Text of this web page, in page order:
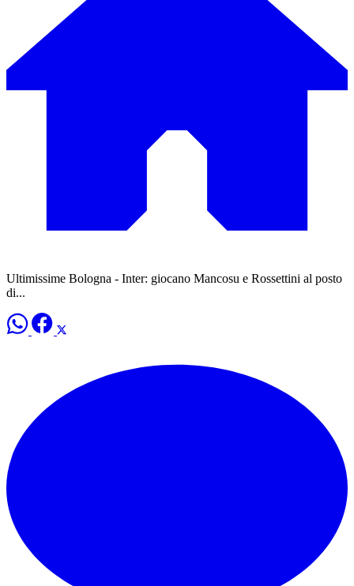
Ultimissime Bologna - Inter: giocano Mancosu e Rossettini al posto
di...